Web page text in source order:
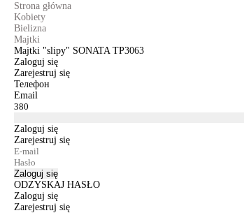
Strona główna
Kobiety
Bielizna
Majtki
Majtki "slipy" SONATA TP3063
Zaloguj się
Zarejestruj się
Телефон
Email
Zaloguj się
Zarejestruj się
Zaloguj się
ODZYSKAJ HASŁO
Zaloguj się
Zarejestruj się